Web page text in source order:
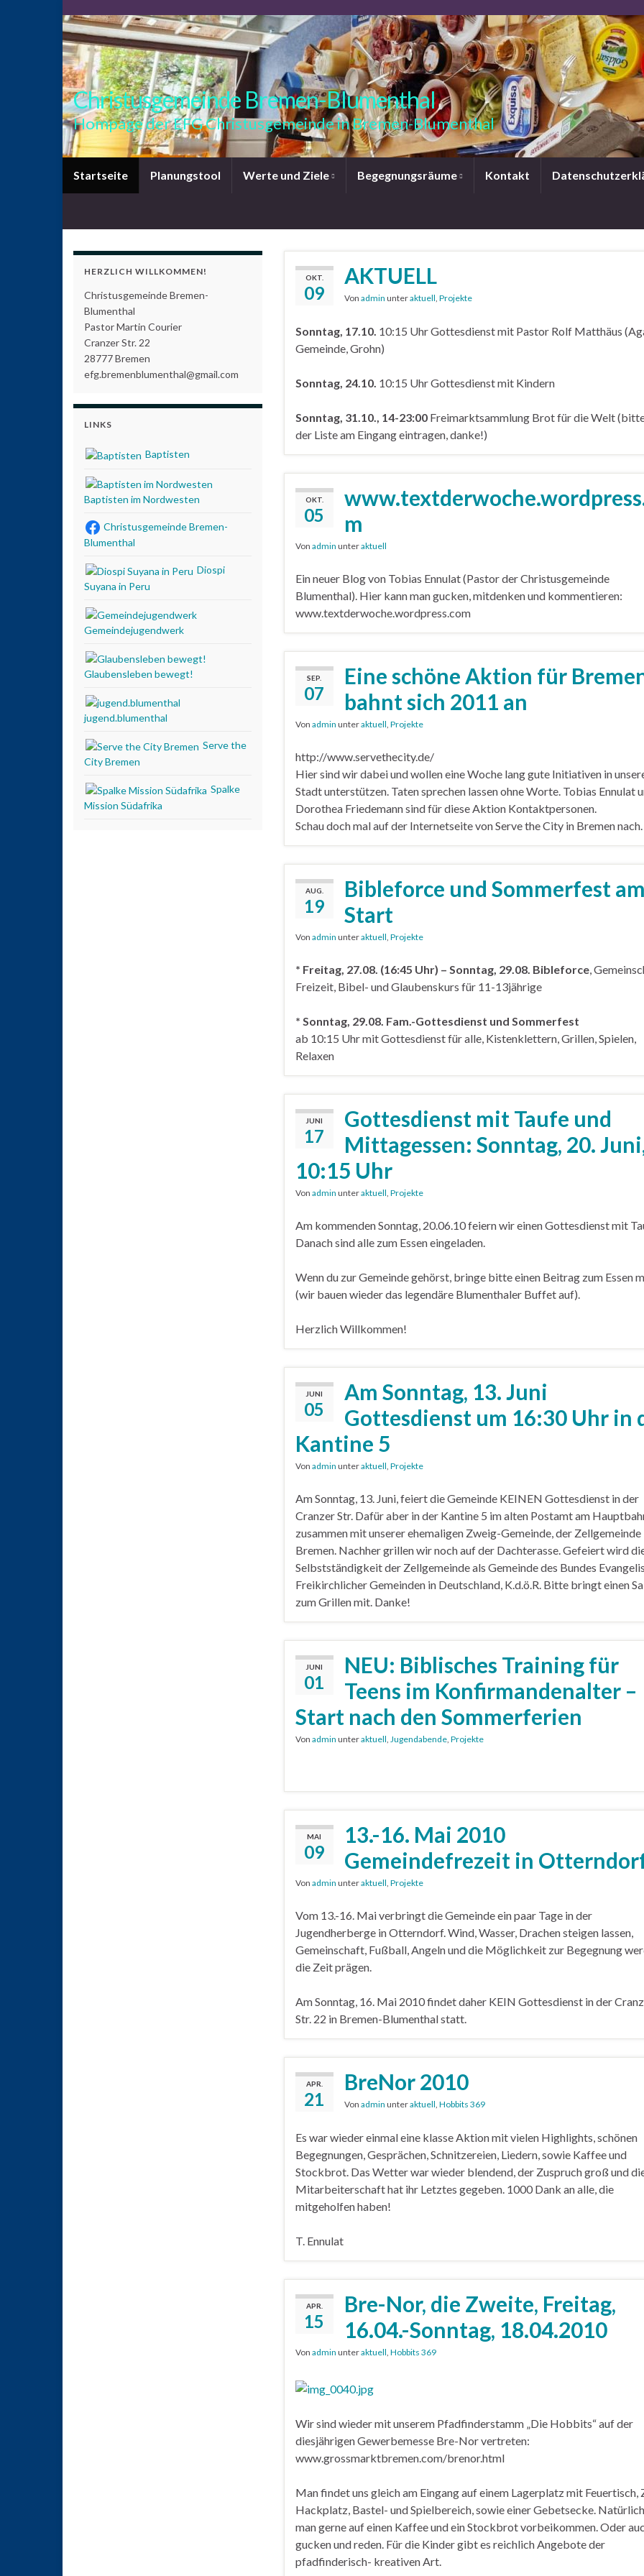
Christusgemeinde Bremen-Blumenthal
Hompage der EFG Christusgemeinde in Bremen-Blumenthal
Startseite Planungstool Werte und Ziele Begegnungsräume Kontakt
OKT.
09
AKTUELL
Von admin unteraktuell, Projekte
Sonntag, 17.10. 10:15 Uhr Gottesdienst mit Pastor Rolf Matthäus
Gemeinde, Grohn)
Sonntag, 24.10. 10:15 Uhr Gottesdienst mit Kindern
Sonntag, 31.10., 14-23:00 Freimarktsammlung Brot für die Welt
der Liste am Eingang eintragen, danke!)
OKT.
05
m
Von admin unteraktuell
Ein neuer Blog von Tobias Ennulat (Pastor der Christusgemeinde
Blumenthal). Hier kann man gucken, mitdenken und kommentieren:
www.textderwoche.wordpress.com
SEP.
07
Eine schöne Aktion für
bahnt sich 2011 an
Von admin unteraktuell, Projekte
http://www.servethecity.de/
Hier sind wir dabei und wollen eine Woche lang gute Initiativen in
Stadt unterstützen. Taten sprechen lassen ohne Worte. Tobias Ennulat
Dorothea Friedemann sind für diese Aktion Kontaktpersonen.
Schau doch mal auf der Internetseite von Serve the City in Bremen nach.
AUG.
19
Bibleforce und Sommerfest
Start
Von admin unteraktuell, Projekte
* Freitag, 27.08. (16:45 Uhr) – Sonntag, 29.08. Bibleforce,
Freizeit, Bibel- und Glaubenskurs für 11-13jährige
* Sonntag, 29.08. Fam.-Gottesdienst und Sommerfest
ab 10:15 Uhr mit Gottesdienst für alle, Kistenklettern, Grillen, Spielen,
Relaxen
JUNI
17
Gottesdienst mit Taufe und
Mittagessen: Sonntag, 20.
10:15 Uhr
Von admin unteraktuell, Projekte
Am kommenden Sonntag, 20.06.10 feiern wir einen Gottesdienst mit
Danach sind alle zum Essen eingeladen.
Wenn du zur Gemeinde gehörst, bringe bitte einen Beitrag zum Essen
(wir bauen wieder das legendäre Blumenthaler Buffet auf).
Herzlich Willkommen!
JUNI
05
Am Sonntag, 13. Juni
Gottesdienst um 16:30 Uhr in
Kantine 5
Von admin unteraktuell, Projekte
Am Sonntag, 13. Juni, feiert die Gemeinde KEINEN Gottesdienst in der
Cranzer Str. Dafür aber in der Kantine 5 im alten Postamt am
zusammen mit unserer ehemaligen Zweig-Gemeinde, der Zellgemeinde
Bremen. Nachher grillen wir noch auf der Dachterasse. Gefeiert wird
Selbstständigkeit der Zellgemeinde als Gemeinde des Bundes
Freikirchlicher Gemeinden in Deutschland, K.d.ö.R. Bitte bringt einen
zum Grillen mit. Danke!
JUNI
01
NEU: Biblisches Training für
Teens im Konfirmandenalter –
Start nach den Sommerferien
Von admin unteraktuell, Jugendabende, Projekte
MAI
09
13.-16. Mai 2010
Gemeindefrezeit in
Von admin unteraktuell, Projekte
Vom 13.-16. Mai verbringt die Gemeinde ein paar Tage in der
Jugendherberge in Otterndorf. Wind, Wasser, Drachen steigen lassen,
Gemeinschaft, Fußball, Angeln und die Möglichkeit zur Begegnung
die Zeit prägen.
Am Sonntag, 16. Mai 2010 findet daher KEIN Gottesdienst in der
Str. 22 in Bremen-Blumenthal statt.
APR.
21
BreNor 2010
Von admin unteraktuell, Hobbits 369
Es war wieder einmal eine klasse Aktion mit vielen Highlights, schönen
Begegnungen, Gesprächen, Schnitzereien, Liedern, sowie Kaffee und
Stockbrot. Das Wetter war wieder blendend, der Zuspruch groß und
Mitarbeiterschaft hat ihr Letztes gegeben. 1000 Dank an alle, die
mitgeholfen haben!
T. Ennulat
APR.
15
Bre-Nor, die Zweite, Freitag,
16.04.-Sonntag, 18.04.2010
Von admin unteraktuell, Hobbits 369
Wir sind wieder mit unserem Pfadfinderstamm „Die Hobbits“ auf der
diesjährigen Gewerbemesse Bre-Nor vertreten:
www.grossmarktbremen.com/brenor.html
Man findet uns gleich am Eingang auf einem Lagerplatz mit Feuertisch,
Hackplatz, Bastel- und Spielbereich, sowie einer Gebetsecke.
man gerne auf einen Kaffee und ein Stockbrot vorbeikommen. Oder
gucken und reden. Für die Kinder gibt es reichlich Angebote der
pfadfinderisch- kreativen Art.
HERZLICH WILLKOMMEN!
Christusgemeinde Bremen-
Blumenthal
Pastor Martin Courier
Cranzer Str. 22
28777 Bremen
efg.bremenblumenthal@gmail.com
LINKS
Baptisten
Baptisten im Nordwesten
Christusgemeinde Bremen-
Blumenthal
Diospi
Suyana in Peru
Gemeindejugendwerk
Glaubensleben bewegt!
jugend.blumenthal
Serve the
City Bremen
Spalke
Mission Südafrika